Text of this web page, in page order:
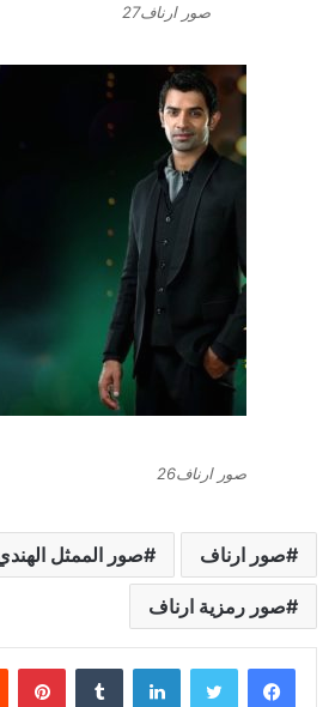
صور ارناف27
صور ارناف26
صور ارناف صور الممثل
صور رمزية ارناف
لينكدإن